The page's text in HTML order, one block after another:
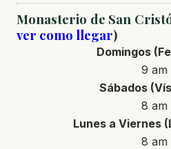
Monasterio de San
ver como llegar)
Domingos
9 am
Sábados
8 am
Lunes a Viernes
8 am